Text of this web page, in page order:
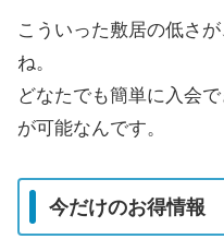
こういった敷居の低さ
ね。
どなたでも簡単に入会
が可能なんです。
今だけのお得情報